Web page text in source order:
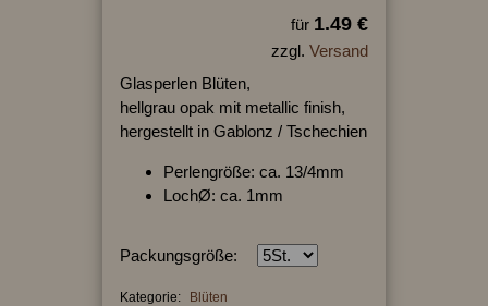
für 1.49 €
zzgl. Versand
Glasperlen Blüten,
hellgrau opak mit metallic finish,
hergestellt in Gablonz / Tschechien
Perlengröße: ca. 13/4mm
LochØ: ca. 1mm
Packungsgröße:
Kategorie: Blüten